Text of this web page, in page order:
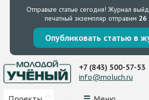
Отправьте статью сегодня! Журнал
печатный экземпляр отправим 26
Опубликовать статью в
+7 (843) 500-57-53
info@moluch.ru